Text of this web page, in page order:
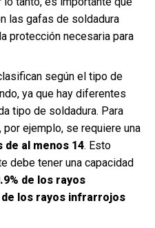
las gafas de soldadura
protección necesaria para
según el tipo de
ya que hay diferentes
tipo de soldadura. Para
ejemplo, se requiere una
de al menos 14. Esto
debe tener una capacidad
de los rayos
de los rayos infrarrojos